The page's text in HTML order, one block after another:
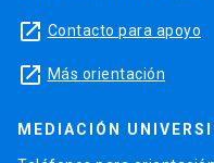
launch Contacto para apoyo
launch Más orientación
MEDIACIÓN